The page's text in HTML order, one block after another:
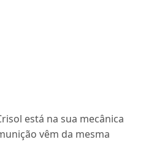
está na sua mecânica
vêm da mesma